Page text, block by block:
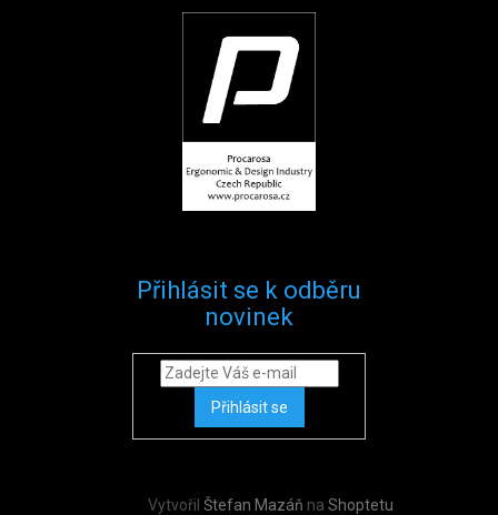
Přihlásit se k odběru
novinek
Přihlásit se
Vytvořil Štefan Mazáň na Shoptetu